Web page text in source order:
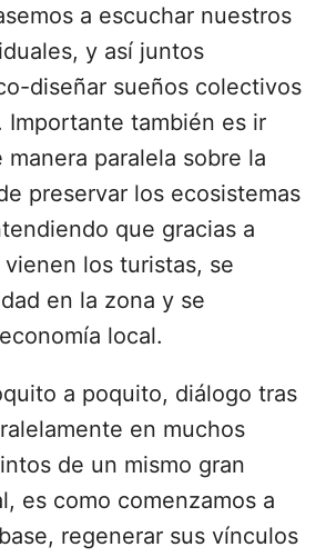
a escuchar nuestros
y así juntos
diseñar sueños colectivos
Importante también es ir
manera paralela sobre la
preservar los ecosistemas
que gracias a
los turistas, se
en la zona y se
local.
a poquito, diálogo tras
en muchos
de un mismo gran
es como comenzamos a
regenerar sus vínculos